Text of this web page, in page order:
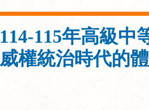
114-115年高級
威權統治時代的